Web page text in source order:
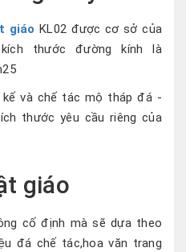
giáo KL02 được cơ sở của
thước đường kính là
và chế tác mộ tháp đá -
thước yêu cầu riêng của
giáo
cố định mà sẽ dựa theo
đá chế tác,hoa văn trang